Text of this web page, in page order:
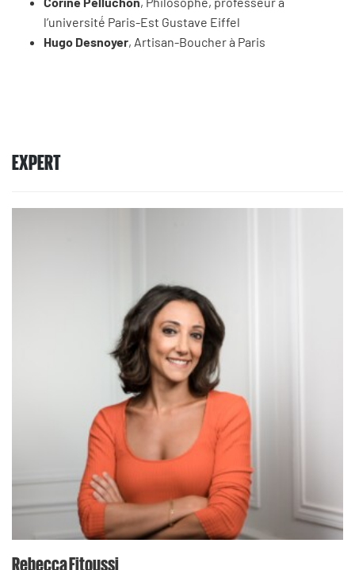
l’université́ Paris-Est Gustave Eiffel
Hugo Desnoyer, Artisan-Boucher à Paris
EXPERT
Rebecca Fitoussi